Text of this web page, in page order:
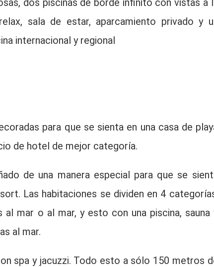
sala de estar, aparcamiento privado y
internacional y regional
para que se sienta en una casa de
de hotel de mejor categoría.
de una manera especial para que se
Las habitaciones se dividen en 4
mar o al mar, y esto con una piscina, sauna
al mar.
spa y jacuzzi. Todo esto a sólo 150 metros